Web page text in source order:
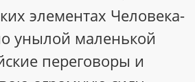
элементах Человека-
унылой маленькой
переговоры и